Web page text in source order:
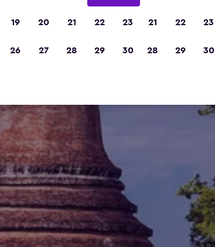
19 20 21 22 23
26 27 28 29 30
21 22 23
28 29 30